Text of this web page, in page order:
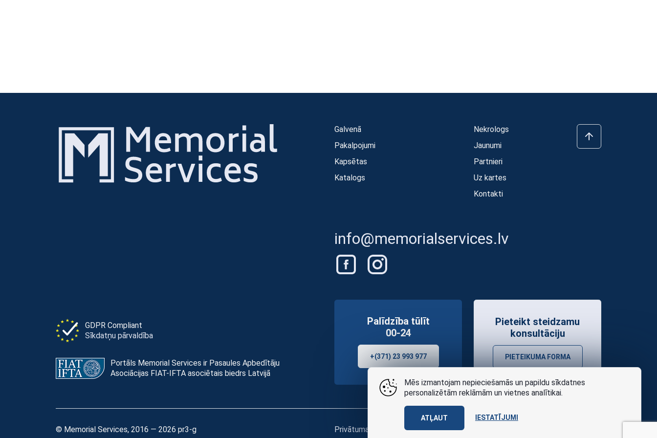
Galvenā
Pakalpojumi
Kapsētas
Katalogs
Nekrologs
Jaunumi
Partnieri
Uz kartes
Kontakti
info@memorialservices.lv
GDPR Compliant
Sīkdatņu pārvaldība
Portāls Memorial Services ir Pasaules Apbedītāju
Asociācijas FIAT-IFTA asociētais biedrs Latvijā
Palīdzība tūlīt
00-24
+(371) 23 993 977
Pieteikt steidzamu
konsultāciju
PIETEIKUMA FORMA
© Memorial Services, 2016 — 2026 pr3-g Privātuma politikai unlietošanas noteikumi
Mēs izmantojam nepieciešamās un papildu sīkdatnes
personalizētām reklāmām un vietnes analītikai.
ATĻAUT IESTATĪJUMI